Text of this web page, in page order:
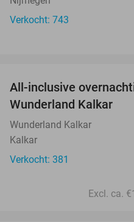
Verkocht: 743
All-inclusive
Wunderland Kalkar
Wunderland Kalkar
Kalkar
Verkocht: 381
Excl. ca.